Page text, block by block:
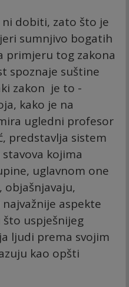
dobiti, zato što je
sumnjivo bogatih
primjeru tog zakona
spoznaje suštine
zakon je to -
kako je na
ugledni profesor
predstavlja sistem
kojima
uglavnom one
objašnjavaju,
aspekte
uspješnijeg
ljudi prema svojim
kao opšti